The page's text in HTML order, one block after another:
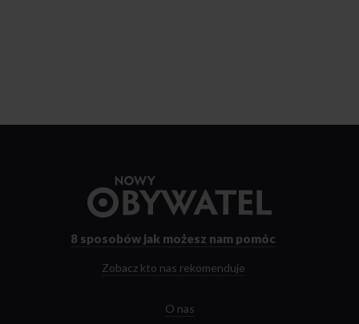
strony
8 sposobów jak możesz nam pomóc
Zobacz kto nas rekomenduje
O nas